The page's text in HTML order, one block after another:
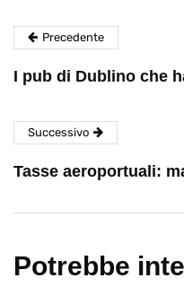
Precedente
I pub di Dublino che
Successivo
Tasse aeroportuali:
Potrebbe